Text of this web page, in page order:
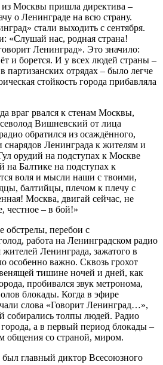
из Москвы пришла директива –
о Ленинграде на всю страну.
стали выходить с сентября.
«Слушай нас, родная страна!
Ленинград». Это значило:
и борется. И у всех людей страны –
партизанских отрядах – было легче
стойкость города прибавляла
враг рвался к стенам Москвы,
Вишневский от лица
обратился из осаждённого,
снарядов Ленинграда к жителям и
орудий на подступах к Москве
на Балтике на подступах к
воля и мысли наши с твоими,
балтийцы, плечом к плечу с
Москва, двигай сейчас, не
честное – в бой!»
обстрелы, перебои с
работа на Ленинградском радио
жителей Ленинграда, зажатого в
особенно важно. Сквозь грохот
тишине ночей и дней, как
пробивался звук метронома,
блокады. Когда в эфире
слова «Говорит Ленинград…»,
собирались толпы людей. Радио
а в первый период блокады –
общения со страной, миром.
главный диктор Всесоюзного